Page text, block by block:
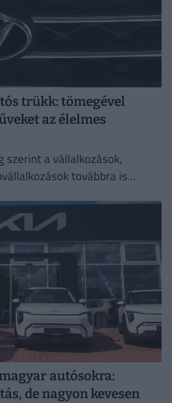
trükk: tömegével
az élelmes
szerint a vállalkozások,
továbbra is
autósokra:
de nagyon kevesen